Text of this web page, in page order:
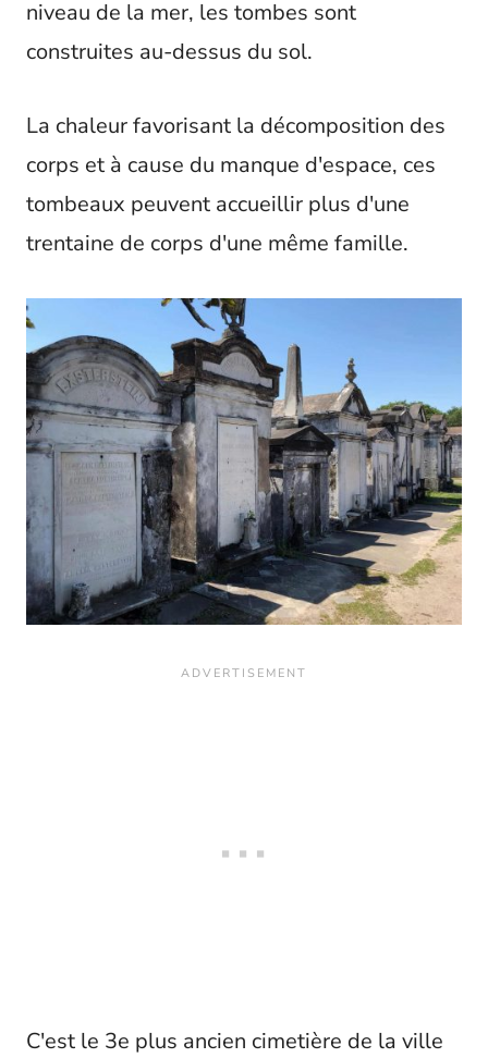
niveau de la mer, les tombes sont
construites au-dessus du sol.
La chaleur favorisant la décomposition des
corps et à cause du manque d'espace, ces
tombeaux peuvent accueillir plus d'une
trentaine de corps d'une même famille.
C'est le 3e plus ancien cimetière de la ville